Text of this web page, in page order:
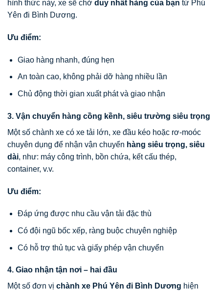
hình thức này, xe sẽ chở duy nhất hàng của bạn từ Phú
Yên đi Bình Dương.
Ưu điểm:
Giao hàng nhanh, đúng hẹn
An toàn cao, không phải dỡ hàng nhiều lần
Chủ động thời gian xuất phát và giao nhận
3. Vận chuyển hàng cồng kềnh, siêu trường siêu trọng
Một số chành xe có xe tải lớn, xe đầu kéo hoặc rơ-moóc
chuyên dụng để nhận vận chuyển hàng siêu trọng, siêu
dài, như: máy công trình, bồn chứa, kết cấu thép,
container, v.v.
Ưu điểm:
Đáp ứng được nhu cầu vận tải đặc thù
Có đội ngũ bốc xếp, ràng buộc chuyên nghiệp
Có hỗ trợ thủ tục và giấy phép vận chuyển
4. Giao nhận tận nơi – hai đầu
Một số đơn vị chành xe Phú Yên đi Bình Dương hiện